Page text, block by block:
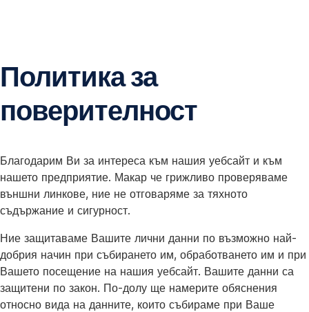
Политика за
поверителност
Благодарим Ви за интереса към нашия уебсайт и към
нашето предприятие. Макар че грижливо проверяваме
външни линкове, ние не отговаряме за тяхното
съдържание и сигурност.
Ние защитаваме Вашите лични данни по възможно най-
добрия начин при събирането им, обработването им и при
Вашето посещение на нашия уебсайт. Вашите данни са
защитени по закон. По-долу ще намерите обяснения
относно вида на данните, които събираме при Ваше